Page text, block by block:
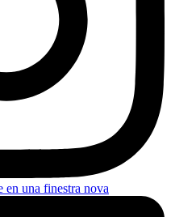
en una finestra nova